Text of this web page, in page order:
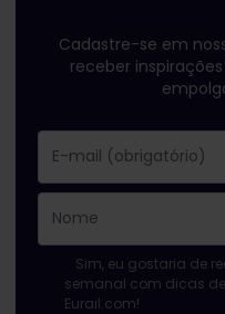
Cadastre-se em
receber
O campo endereço
E-mail inválido!
Erro ao assinar o
Você já assinou este
Favor concordar com
Sim, eu gostaria de
semanal com dicas
Eurail.com!